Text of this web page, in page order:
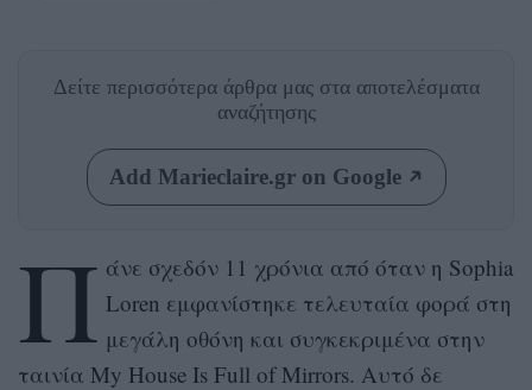
Δείτε περισσότερα άρθρα μας στα αποτελέσματα
αναζήτησης
Add Marieclaire.gr on Google
Π άνε σχεδόν 11 χρόνια από όταν η Sophia
Loren εμφανίστηκε τελευταία φορά στη
μεγάλη οθόνη και συγκεκριμένα στην
ταινία My House Is Full of Mirrors. Αυτό δε